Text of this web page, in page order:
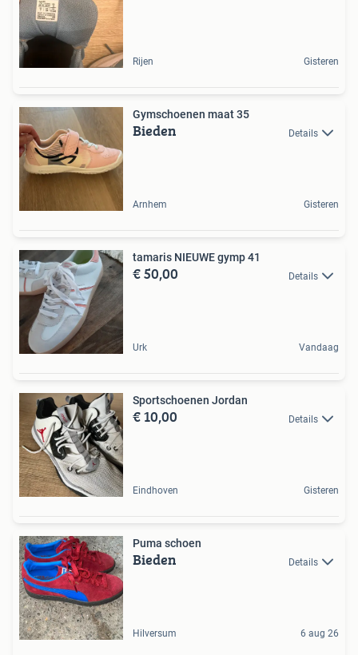
Rijen Gisteren
Gymschoenen maat 35
Bieden Details
Arnhem Gisteren
tamaris NIEUWE gymp 41
€ 50,00 Details
Urk Vandaag
Sportschoenen Jordan
€ 10,00 Details
Eindhoven Gisteren
Puma schoen
Bieden Details
Hilversum 6 aug 26